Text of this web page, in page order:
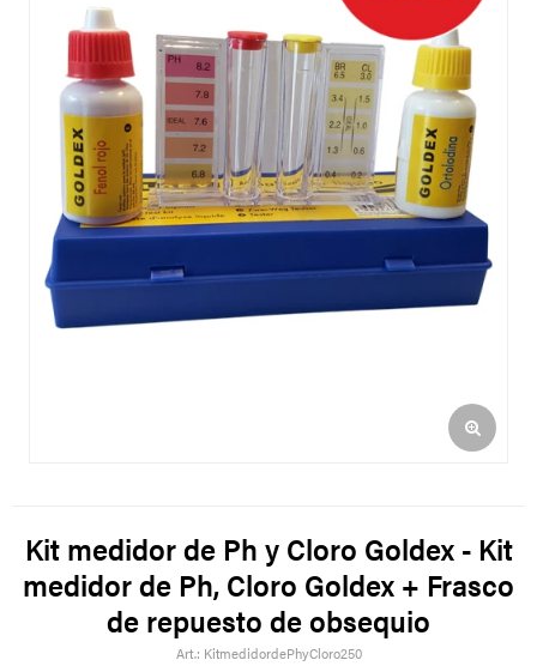
Kit medidor de Ph y Cloro Goldex - Kit
medidor de Ph, Cloro Goldex + Frasco
de repuesto de obsequio
KitmedidordePhyCloro250